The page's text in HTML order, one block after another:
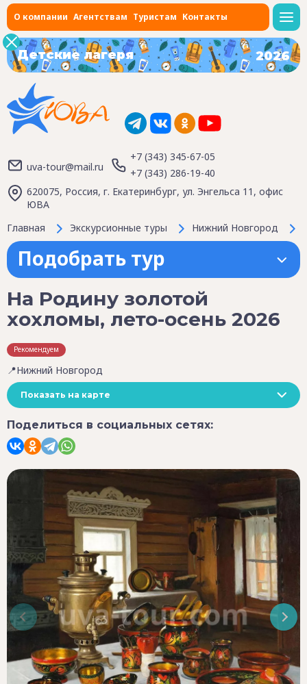
О компании Агентствам Туристам Контакты
Детские лагеря 2026
uva-tour@mail.ru
+7 (343) 345-67-05
+7 (343) 286-19-40
620075, Россия, г. Екатеринбург, ул. Энгельса 11, офис
ЮВА
Главная
Экскурсионные туры Нижний Новгород
Подобрать тур
На Родину золотой
хохломы, лето-осень 2026
📍Нижний Новгород
Показать на карте
Рекомендуем
Поделиться в социальных сетях: